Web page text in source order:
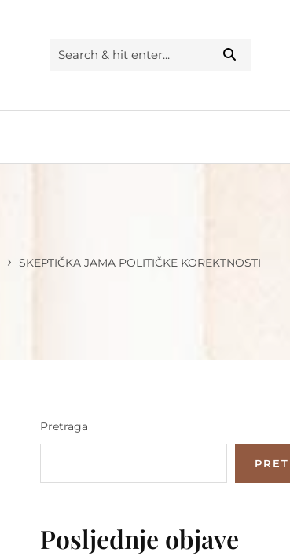
› SKEPTIČKA JAMA POLITIČKE KOREKTNOSTI
Pretraga
Posljednje objave